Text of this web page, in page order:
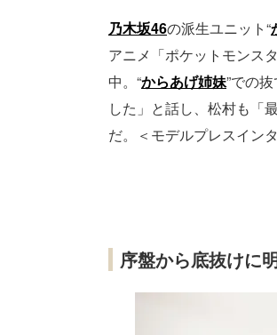
乃木坂46の派生ユニット“
アニメ「ポケットモンス
中。“からあげ姉妹”での
した」と話し、松村も「
だ。＜モデルプレスイン
序盤から底抜けに